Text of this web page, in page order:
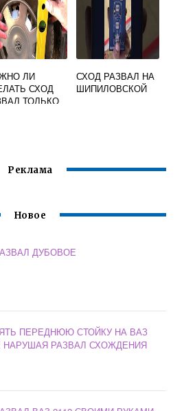
ЛИ
СХОД
ТОЛЬКО
СХОД РАЗВАЛ НА
ШИПИЛОВСКОЙ
Реклама
Новое
ДУБОВОЕ
ПЕРЕДНЮЮ СТОЙКУ НА ВАЗ
НАРУШАЯ РАЗВАЛ СХОЖДЕНИЯ